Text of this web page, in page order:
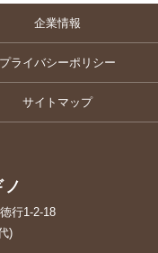
企業情報
プライバシーポリシー
サイトマップ
行1-2-18
)